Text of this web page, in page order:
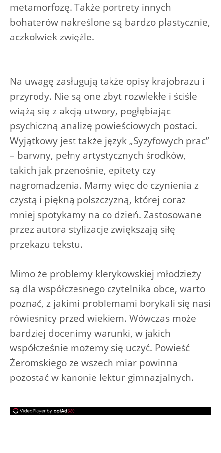
metamorfozę. Także portrety innych
bohaterów nakreślone są bardzo plastycznie,
aczkolwiek zwięźle.
Na uwagę zasługują także opisy krajobrazu i
przyrody. Nie są one zbyt rozwlekłe i ściśle
wiążą się z akcją utwory, pogłębiając
psychiczną analizę powieściowych postaci.
Wyjątkowy jest także język „Syzyfowych prac”
– barwny, pełny artystycznych środków,
takich jak przenośnie, epitety czy
nagromadzenia. Mamy więc do czynienia z
czystą i piękną polszczyzną, której coraz
mniej spotykamy na co dzień. Zastosowane
przez autora stylizacje zwiększają siłę
przekazu tekstu.
Mimo że problemy klerykowskiej młodzieży
są dla współczesnego czytelnika obce, warto
poznać, z jakimi problemami borykali się nasi
rówieśnicy przed wiekiem. Wówczas może
bardziej docenimy warunki, w jakich
współcześnie możemy się uczyć. Powieść
Żeromskiego ze wszech miar powinna
pozostać w kanonie lektur gimnazjalnych.